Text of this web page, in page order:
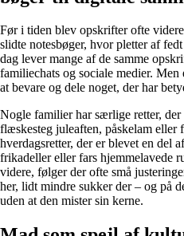
Før i tiden blev opskrifter ofte
slidte notesbøger, hvor pletter af
dag lever mange af de samme
familiechats og sociale medier. Men
at bevare og dele noget, der har
Nogle familier har særlige retter,
flæskesteg juleaften, påskelam eller
hverdagsretter, der er blevet en del
frikadeller eller fars hjemmelavede
videre, følger der ofte små
her, lidt mindre sukker der – og på
uden at den mister sin kerne.